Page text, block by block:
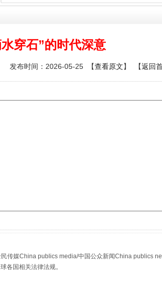
穿石”的时代深意
发布时间：2026-05-25 【查看原文】 【返回
传媒China publics media/中国公众新闻China publics
各国相关法律法规。